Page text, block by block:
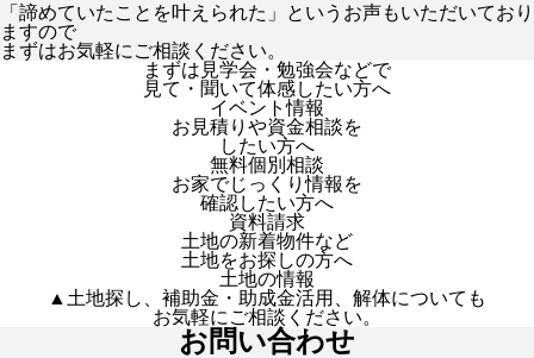
「諦めていたことを叶えられた」というお声もいただいており
ますので
まずはお気軽にご相談ください。
まずは見学会・勉強会などで
見て・聞いて体感したい方へ
イベント情報
お見積りや資金相談を
したい方へ
無料個別相談
お家でじっくり情報を
確認したい方へ
資料請求
土地の新着物件など
土地をお探しの方へ
土地の情報
▲土地探し、補助金・助成金活用、解体についても
お気軽にご相談ください。
お問い合わせ